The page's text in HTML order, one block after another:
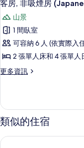
(Japanese
Style,
Kagetsukan)
的
所
有
房
(Japanese
Style,
Kagetsukan)
的
情
示
客
房,
非
煙
(Japanese
Western
Style,
Kagetsu)
客房, 非吸煙房
山景
1 間臥室
可容納 6 人 (依實際入
2 張單人床和 4 張單人
更多資訊
更
非
吸
煙
(Japanese
類似的住宿
TAOYA 秋保